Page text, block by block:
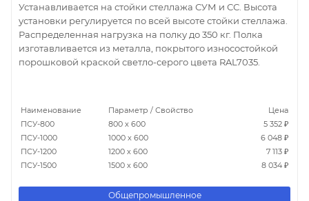
Устанавливается на стойки стеллажа СУМ и СС. Высота
установки регулируется по всей высоте стойки стеллажа.
Распределенная нагрузка на полку до 350 кг. Полка
изготавливается из металла, покрытого износостойкой
порошковой краской светло-серого цвета RAL7035.
Наименование Параметр / Свойство
Цена
ПСУ-800
800 х 600
5 352 ₽
ПСУ-1000
1000 х 600
6 048 ₽
ПСУ-1200
1200 х 600
7 113 ₽
ПСУ-1500
1500 х 600 8 034 ₽
Общепромышленное